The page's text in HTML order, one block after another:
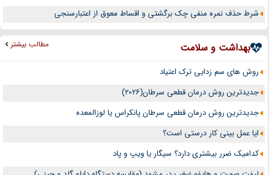
شرط حذف نمره منفی چک برگشتی و اقساط معوق از اعتبارسنجی
بهداشت و سلامت مطالب بیشتر
روش های سم زدایی ترک اعتیاد
جدیدترین روش درمان قطعی سرطان(2026)
جدیدترین روش درمان قطعی سرطان پانکراس یا لوزالمعده
ایا عمل بینی کار درستی است؟
کدامیک ضرر بیشتری دارد؟ سیگار یا ویپ و پاد